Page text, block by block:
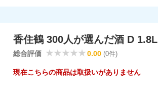
香住鶴 300人が選んだ酒 D 1.8L
総合評価 0.00 (0件)
現在こちらの商品は取扱いがありません